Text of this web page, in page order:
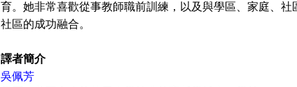
育。她非常喜歡從事教師職前訓練，以及與學區、家庭、
社區的成功融合。
譯者簡介
吳佩芳